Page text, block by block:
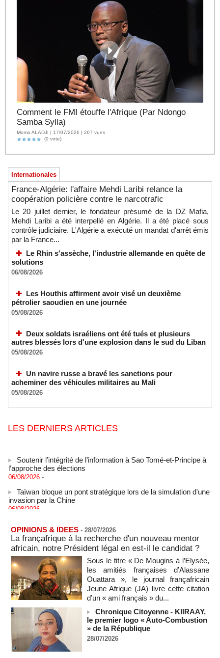
Comment le FMI étouffe l'Afrique (Par Ndongo
Samba Sylla)
Momo ALADJI | 17/07/2026 | 267 vues
(0 vote)
Internationales
France-Algérie: l'affaire Mehdi Laribi relance la
coopération policière contre le narcotrafic
Le 20 juillet dernier, le fondateur présumé de la DZ Mafia,
Mehdi Laribi a été interpellé en Algérie. Il a été placé sous
contrôle judiciaire. L'Algérie a exécuté un mandat d'arrêt émis
par la France...
Le Rhin s'assèche, l'industrie allemande en quête de
solutions
06/08/2026
Les Houthis affirment avoir visé un deuxième
pétrolier saoudien en une journée
05/08/2026
Deux soldats israéliens ont été tués et plusieurs
autres blessés lors d'une explosion dans le sud du Liban
05/08/2026
Un navire russe a bravé les sanctions pour
acheminer des véhicules militaires au Mali
05/08/2026
LES DERNIERS ARTICLES
l’approche des élections
06/08/2026 -
invasion par la Chine
06/08/2026 -
records en Europe
06/08/2026 -
Soudan du Sud : Les avocats de Riek Machar sollicitent un
accès à leur client avant la prochaine audience
06/08/2026 -
France-Algérie: l'affaire Mehdi Laribi relance la coopération
policière contre le narcotrafic
06/08/2026 -
Guinée : l'absence du président Doumbouya ravive les
tensions politiques
06/08/2026 -
Bénin: le nouveau Sénat élit son premier président
06/08/2026 -
OPINIONS & IDEES - 28/07/2026
La françafrique à la recherche d'un nouveau mentor
africain, notre Président légal en est-il le candidat ?
Sous le titre « De Mougins à l’Elysée,
les amitiés françaises d’Alassane
Ouattara », le journal françafricain
Jeune Afrique (JA) livre cette citation
d’un « ami français » du...
Chronique Citoyenne - KIIRAAY,
le premier logo « Auto-Combustion
» de la République
28/07/2026